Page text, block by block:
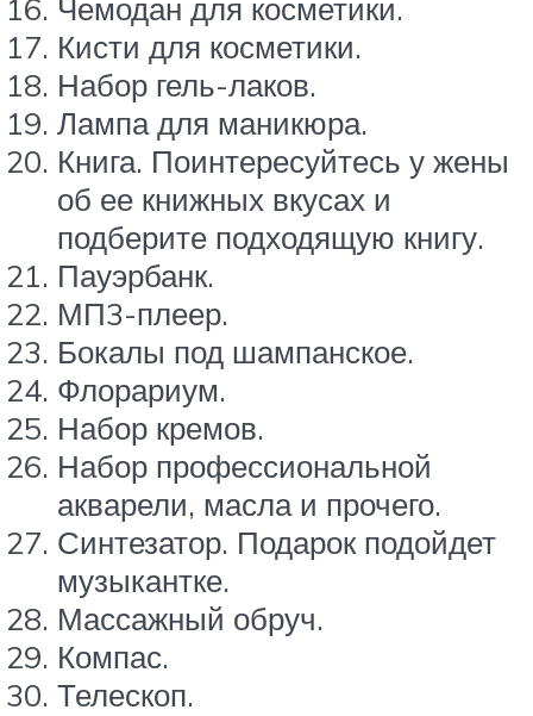
Чемодан для косметики.
Кисти для косметики.
Набор гель-лаков.
Лампа для маникюра.
Книга. Поинтересуйтесь у жены
об ее книжных вкусах и
подберите подходящую книгу.
Пауэрбанк.
МП3-плеер.
Бокалы под шампанское.
Флорариум.
Набор кремов.
Набор профессиональной
акварели, масла и прочего.
Синтезатор. Подарок подойдет
музыкантке.
Массажный обруч.
Компас.
Телескоп.